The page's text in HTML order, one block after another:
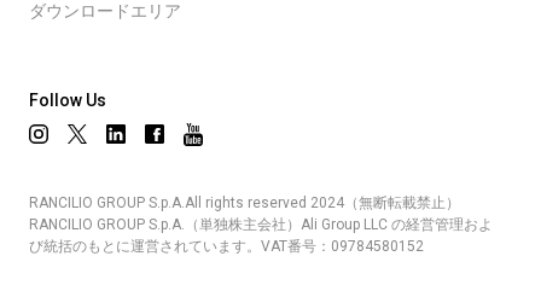
ダウンロードエリア
Follow Us
RANCILIO GROUP S.p.A.All rights reserved 2024（無断転載禁止）
RANCILIO GROUP S.p.A.（単独株主会社）Ali Group LLC の経営管理およ
び統括のもとに運営されています。VAT番号：09784580152